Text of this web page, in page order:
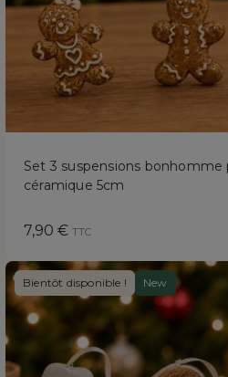
Set 3 suspensions bonhomme
céramique 5cm
Prix
7,90 € TTC
Bientôt disponible ! New